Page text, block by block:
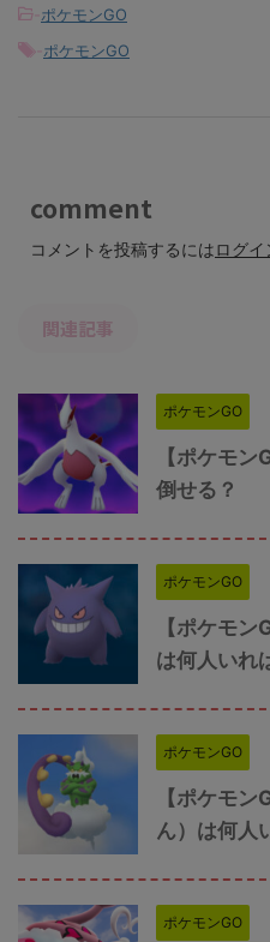
ポケモンGO
ポケモンGO
comment
コメントを投稿するにはログイ
関連記事
ポケモンGO
【ポケモ
倒せる？
ポケモンGO
【ポケモ
は何人いれ
ポケモンGO
【ポケモ
ん）は何人
ポケモンGO